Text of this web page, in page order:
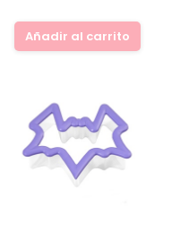
Añadir al carrito